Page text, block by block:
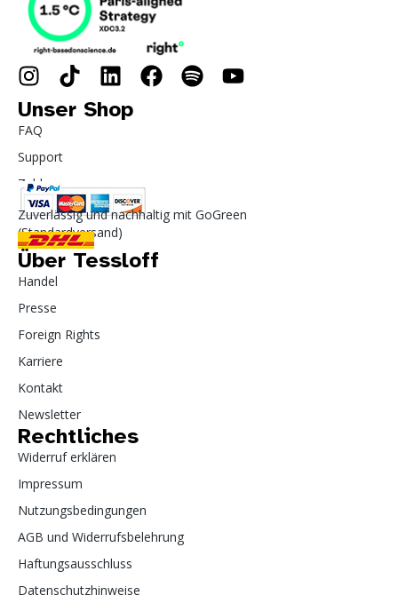
Unser Shop
FAQ
Support
Zahlung
Zuverlässig und nachhaltig mit GoGreen
(Standardversand)
Über Tessloff
Handel
Presse
Foreign Rights
Karriere
Kontakt
Newsletter
Rechtliches
Widerruf erklären
Impressum
Nutzungsbedingungen
AGB und Widerrufsbelehrung
Haftungsausschluss
Datenschutzhinweise